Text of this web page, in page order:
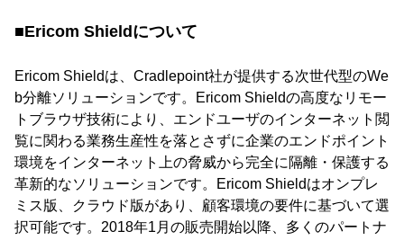
■Ericom Shieldについて
Ericom Shieldは、Cradlepoint社が提供する次世代型のWe
b分離ソリューションです。Ericom Shieldの高度なリモー
トブラウザ技術により、エンドユーザのインターネット閲
覧に関わる業務生産性を落とさずに企業のエンドポイント
環境をインターネット上の脅威から完全に隔離・保護する
革新的なソリューションです。Ericom Shieldはオンプレ
ミス版、クラウド版があり、顧客環境の要件に基づいて選
択可能です。2018年1月の販売開始以降、多くのパートナ